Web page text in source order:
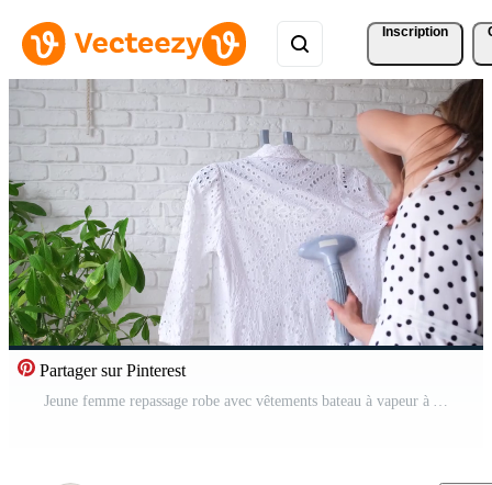
Inscription
Partager sur Pinterest
Jeune femme repassage robe avec vêtements bateau à vapeur à Accueil Vidéo Pro